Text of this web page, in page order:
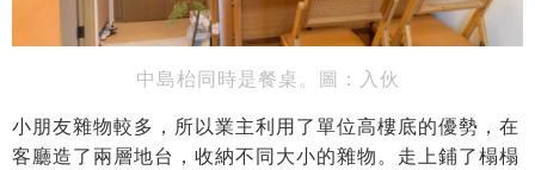
中島枱同時是餐桌。圖：入伙
小朋友雜物較多，所以業主利用了單位高樓底的優勢，在
客廳造了兩層地台，收納不同大小的雜物。走上鋪了榻榻